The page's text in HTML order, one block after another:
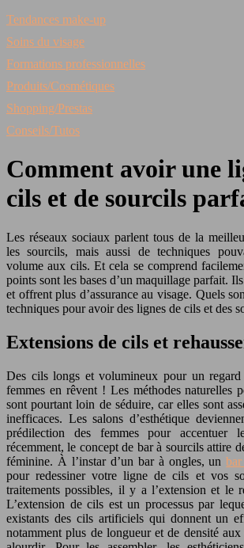
Tendances make-up
Soins du visage
Formations professionnelles
Produits/Cosmétiques
Shopping/Prestas
Conseils/Tutos
Comment avoir une
cils et de sourcils
Les réseaux sociaux parlent tous de la
les sourcils, mais aussi de techniques
volume aux cils. Et cela se comprend
points sont les bases d’un maquillage parfait.
et offrent plus d’assurance au visage. Quels
techniques pour avoir des lignes de cils et des
Extensions de cils et
Des cils longs et volumineux pour un regard
femmes en rêvent ! Les méthodes naturelles
sont pourtant loin de séduire, car elles sont
inefficaces. Les salons d’esthétique
prédilection des femmes pour accentuer
récemment, le concept de bar à sourcils attire
féminine. À l’instar d’un bar à ongles, un
pour redessiner votre ligne de cils et vos
traitements possibles, il y a l’extension et le
L’extension de cils est un processus par
existants des cils artificiels qui donnent un
notamment plus de longueur et de densité